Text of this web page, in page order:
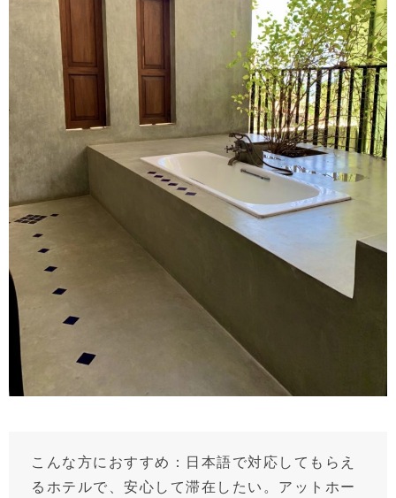
こんな方におすすめ：日本語で対応してもらえ
るホテルで、安心して滞在したい。アットホー